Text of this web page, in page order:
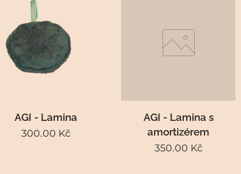
AGI - Lamina
300.00 Kč
AGI - Lamina s
amortizérem
350.00 Kč